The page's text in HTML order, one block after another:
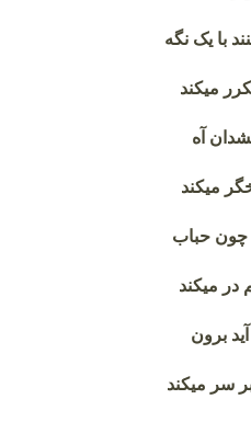
با یک نگه
میکند
آه
میکند
چون حباب
در میکند
برون
سر میکند